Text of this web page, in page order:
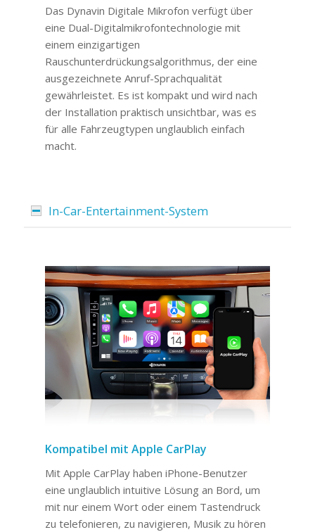
Das Dynavin Digitale Mikrofon verfügt über
eine Dual-Digitalmikrofontechnologie mit
einem einzigartigen
Rauschunterdrückungsalgorithmus, der eine
ausgezeichnete Anruf-Sprachqualität
gewährleistet. Es ist kompakt und wird nach
der Installation praktisch unsichtbar, was es
für alle Fahrzeugtypen unglaublich einfach
macht.
In-Car-Entertainment-System
Kompatibel mit Apple CarPlay
Mit Apple CarPlay haben iPhone-Benutzer
eine unglaublich intuitive Lösung an Bord, um
mit nur einem Wort oder einem Tastendruck
zu telefonieren, zu navigieren, Musik zu hören